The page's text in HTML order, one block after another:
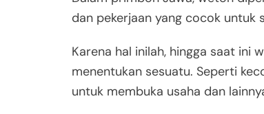
dan pekerjaan yang cocok untuk
Karena hal inilah, hingga saat ini
menentukan sesuatu. Seperti
untuk membuka usaha dan